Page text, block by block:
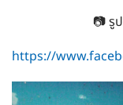
📷 รู
https://